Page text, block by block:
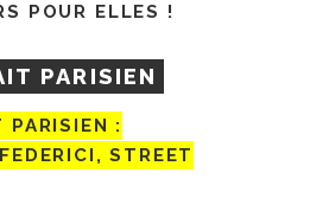
POUR ELLES !
PARISIEN
PARISIEN :
STREET